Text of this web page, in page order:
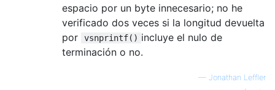
espacio por un byte innecesario; no he
verificado dos veces si la longitud devuelta
por
vsnprintf() incluye el nulo de
terminación o no.
— Jonathan Leffler